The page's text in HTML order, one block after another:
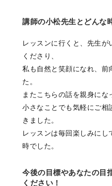
講師の小松先生とどんな
レッスンに行くと、先生
くださり、
私も自然と笑顔になれ、前
た。
またこちらの話を親身にな
小さなことでも気軽にご相
きました。
レッスンは毎回楽しみに
時でした。
今後の目標やあなたの目
ください！